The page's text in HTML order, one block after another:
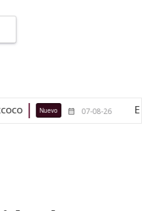
07-08-26 El viaje del